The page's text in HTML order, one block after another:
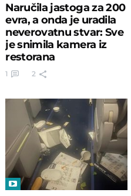
Naručila jastoga za 200
evra, a onda je uradila
neverovatnu stvar: Sve
je snimila kamera iz
restorana
1 2